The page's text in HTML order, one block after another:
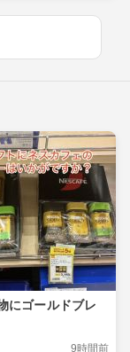
にゴールドブレ
9時間前